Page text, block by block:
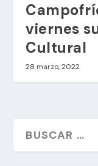
viernes
Cultural
28 marzo, 2022